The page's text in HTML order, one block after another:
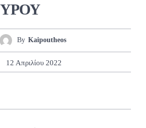
By Kaipoutheos
12 Απριλίου 2022